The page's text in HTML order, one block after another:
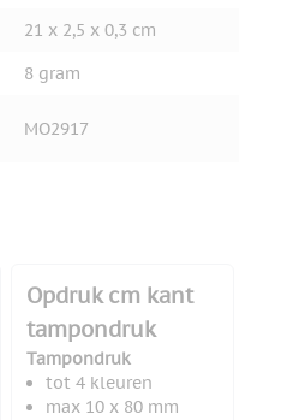
21 x 2,5 x 0,3 cm
8 gram
MO2917
Opdruk cm kant
tampondruk
Tampondruk
tot 4 kleuren
max 10 x 80 mm